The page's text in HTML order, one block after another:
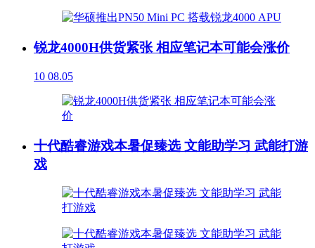
锐龙4000H供货紧张 相应笔记本可能会涨价
10 08.05
十代酷睿游戏本暑促臻选 文能助学习 武能打游
戏